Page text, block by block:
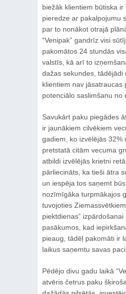
biežāk klientiem būtiska ir
pieredze ar pakalpojumu
par to nonākot otrajā
“Venipak” gandrīz visi
pakomātos 24 stundās
valstīs, kā arī to
dažas sekundes, tādējādi
klientiem nav jāsatraucas
potenciālo saslimšanu no
Savukārt paku piegādes
ir jaunākiem cilvēkiem
gadiem, ko izvēlējās 32%
pretstatā citām vecuma
atbildi izvēlējās krietni
pārliecināts, ka tieši ātra
un iespēja tos saņemt
nozīmīgāka turpmākajos
tuvojoties
piektdienas”
pasākumos, kad
pieaug, tādēļ pakomāti ir
laikus saņemtu savas
Pēdējo divu gadu laikā
atvēris četrus paku